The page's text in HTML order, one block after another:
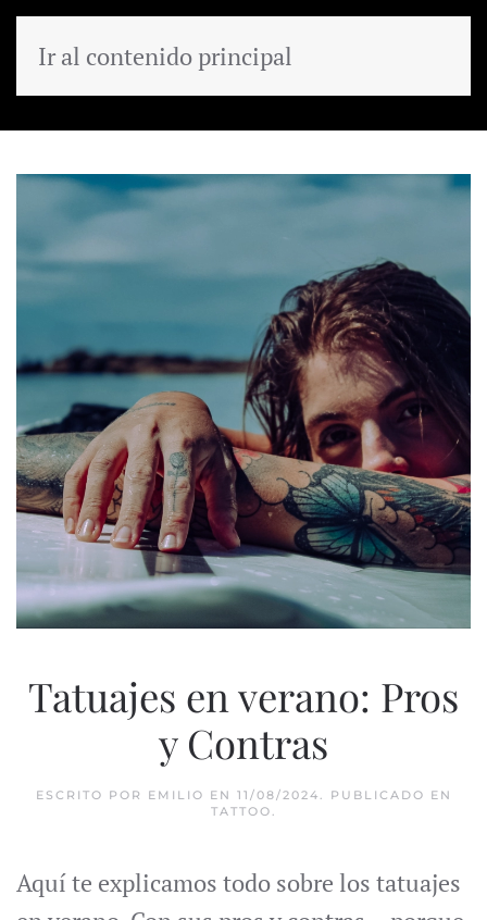
Ir al contenido principal
Tatuajes en verano: Pros
y Contras
ESCRITO POR EMILIO EN 11/08/2024. PUBLICADO EN
TATTOO.
Aquí te explicamos todo sobre los tatuajes